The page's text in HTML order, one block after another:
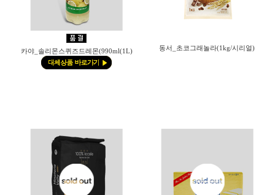
카야_솔리몬스퀴즈드레몬(990ml(1L) 동서_초코그래놀라(1kg/시리얼)